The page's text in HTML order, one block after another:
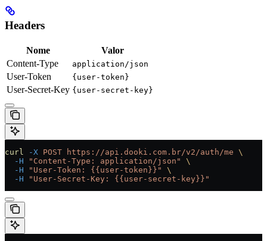
Headers
Nome
Valor
Content-Type
application/json
User-Token {user-token}
User-Secret-Key {user-secret-key}
curl -X POST https://api.dooki.com.br/v2/auth/me \
  -H
"Content-Type: application/json"
\
  -H
"User-Token: {{user-token}}"
\
  -H
"User-Secret-Key: {{user-secret-key}}"